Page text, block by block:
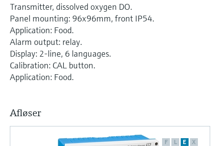
Transmitter, dissolved oxygen DO.
Panel mounting: 96x96mm, front IP54.
Application: Food.
Alarm output: relay.
Display: 2-line, 6 languages.
Calibration: CAL button.
Application: Food.
Afløser
F L E X